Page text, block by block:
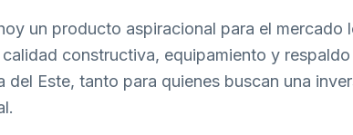
un producto aspiracional para el
constructiva, equipamiento y
del Este, tanto para quienes buscan una